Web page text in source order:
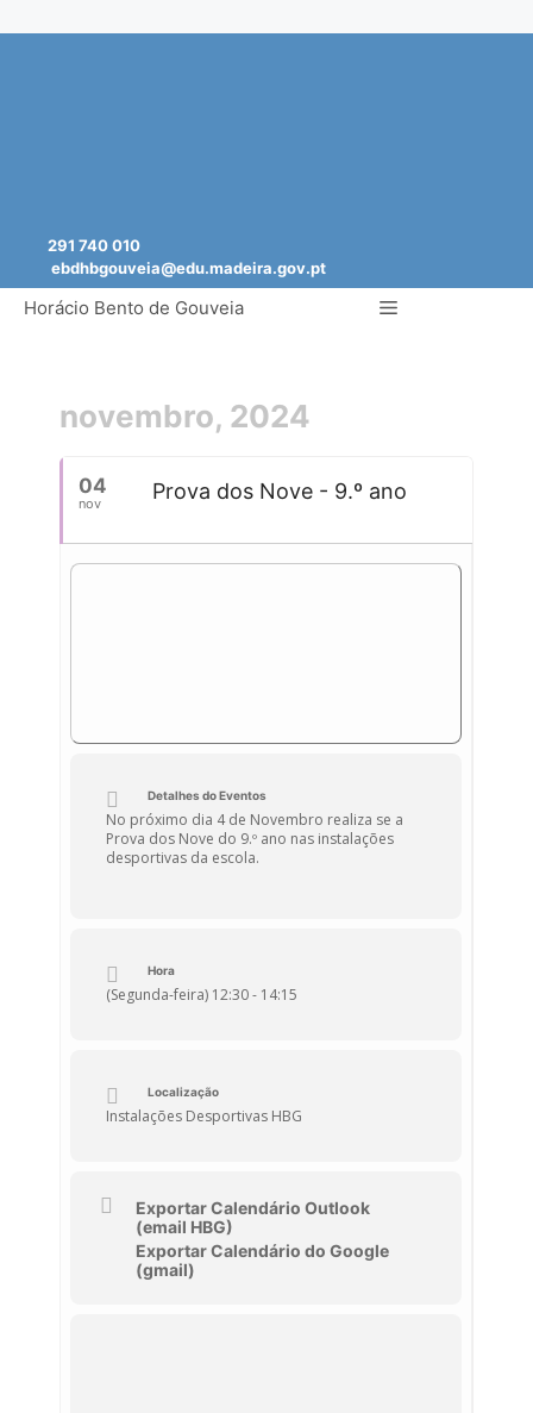
291 740 010
ebdhbgouveia@edu.madeira.gov.pt
Horácio Bento de Gouveia Menu
novembro, 2024
04
nov Prova dos Nove - 9.º ano
Detalhes do Eventos
No próximo dia 4 de Novembro realiza se a
Prova dos Nove do 9.º ano nas instalações
desportivas da escola.
Hora
(Segunda-feira) 12:30 - 14:15
Localização
Instalações Desportivas HBG
Exportar Calendário Outlook
(email HBG)
Exportar Calendário do Google
(gmail)